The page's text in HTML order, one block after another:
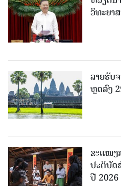
ວິທະຍາ
ລາຍຮັບ
ຫຼດລົງ
ຂະ​ແໜງ​
ປະ​ຕິ​ບັດ​
ປີ 2026